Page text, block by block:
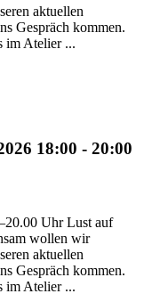
aktuellen
Gespräch kommen.
im Atelier ...
18:00 - 20:00
Uhr Lust auf
wollen wir
aktuellen
Gespräch kommen.
im Atelier ...